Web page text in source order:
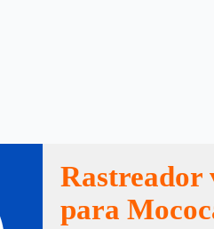
Rastreador
para